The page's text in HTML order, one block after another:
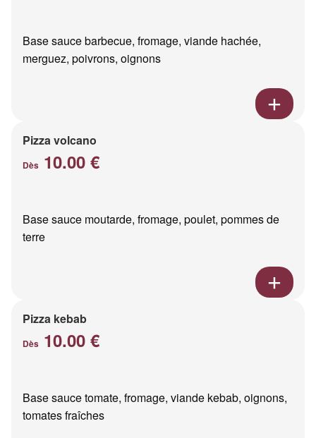
Base sauce barbecue, fromage, viande hachée,
merguez, poivrons, oignons
Pizza volcano
Dès 10.00 €
Base sauce moutarde, fromage, poulet, pommes de
terre
Pizza kebab
Dès 10.00 €
Base sauce tomate, fromage, viande kebab, oignons,
tomates fraîches